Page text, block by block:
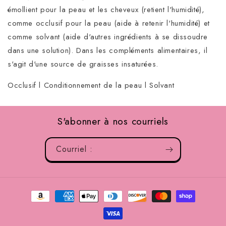
émollient pour la peau et les cheveux (retient l'humidité),
comme occlusif pour la peau (aide à retenir l'humidité) et
comme solvant (aide d'autres ingrédients à se dissoudre
dans une solution). Dans les compléments alimentaires, il
s'agit d'une source de graisses insaturées.
Occlusif l Conditionnement de la peau l Solvant
S'abonner à nos courriels
Courriel :
Méthodes